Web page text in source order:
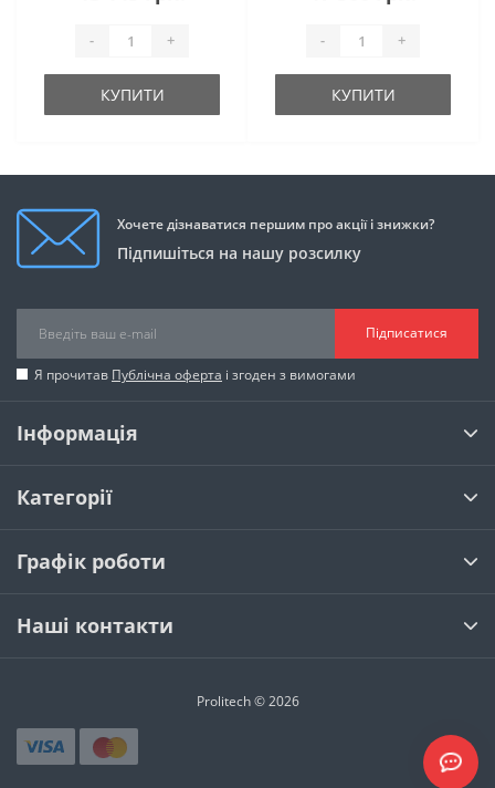
- +
КУПИТИ
- +
КУПИТИ
Хочете дізнаватися першим про акції і знижки?
Підпишіться на нашу розсилку
Підписатися
Я прочитав Публічна оферта і згоден з вимогами
Інформація
Категорії
Графік роботи
Наші контакти
Prolitech © 2026